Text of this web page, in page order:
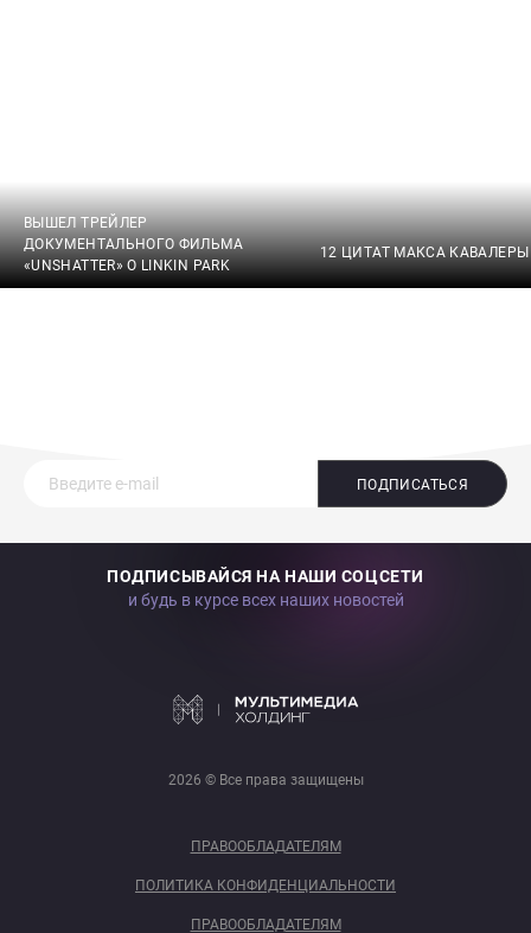
ВЫШЕЛ ТРЕЙЛЕР
ДОКУМЕНТАЛЬНОГО ФИЛЬМА
«UNSHATTER» О LINKIN PARK
12 ЦИТАТ МАКСА КАВАЛЕРЫ
ПОДПИСАТЬСЯ
ПОДПИСЫВАЙСЯ НА НАШИ СОЦСЕТИ
и будь в курсе всех наших новостей
2026 © Все права защищены
ПРАВООБЛАДАТЕЛЯМ
ПОЛИТИКА КОНФИДЕНЦИАЛЬНОСТИ
ПРАВООБЛАДАТЕЛЯМ